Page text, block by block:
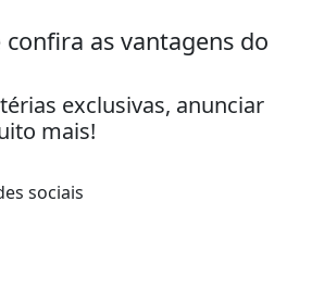
as vantagens do
exclusivas, anunciar
mais!
sociais